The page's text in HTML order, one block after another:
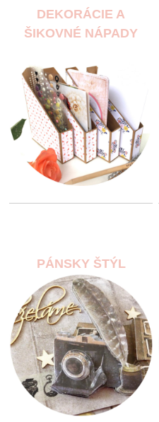
DEKORÁCIE A
ŠIKOVNÉ NÁPADY
PÁNSKY ŠTÝL